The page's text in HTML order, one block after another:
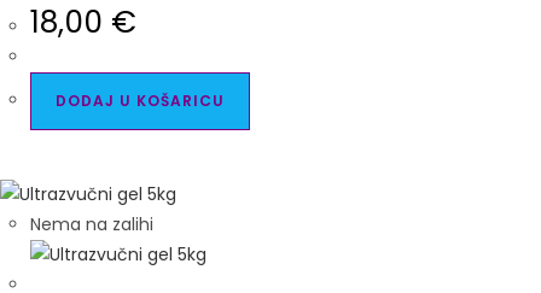
18,00 €
DODAJ U KOŠARICU
Nema na zalihi